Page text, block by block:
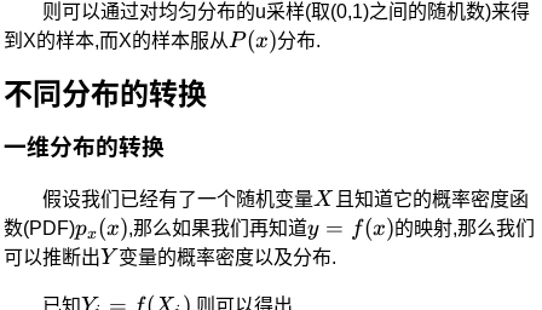
则可以通过对均匀分布的u采样(取(0,1)之间的随机数)来得
到X的样本,而X的样本服从P(x)
P(x)分布.
不同分布的转换
一维分布的转换
假设我们已经有了一个随机变量X
X 且知道它的概率密度函
数(PDF)p_x(x)
px(x),那么如果我们再知道y=f(x)
y = f(x)的映射,那么我们
可以推断出Y
Y 变量的概率密度以及分布.
已知 ,则可以得出